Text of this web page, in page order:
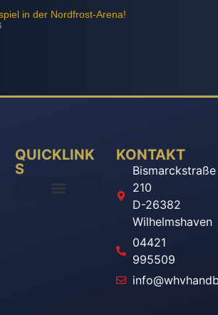
in der Nordfrost-Arena!
QUICKLINK
S
KONTAKT
Bismarckstraße
210
D-26382
Wilhelmshaven
04421
995509